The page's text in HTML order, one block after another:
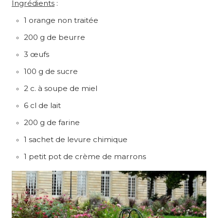
Ingrédients :
1 orange non traitée
200 g de beurre
3 œufs
100 g de sucre
2 c. à soupe de miel
6 cl de lait
200 g de farine
1 sachet de levure chimique
1 petit pot de crème de marrons